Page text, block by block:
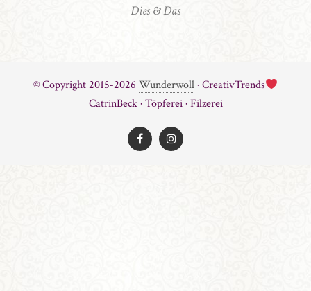
Dies & Das
© Copyright 2015-2026 Wunderwoll· CreativTrends
CatrinBeck · Töpferei · Filzerei